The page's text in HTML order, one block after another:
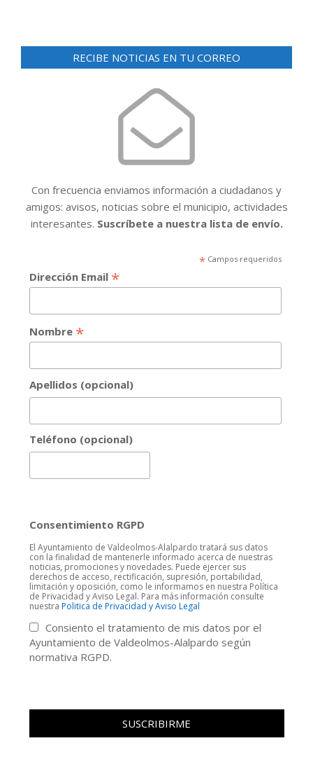
RECIBE NOTICIAS EN TU CORREO
Con frecuencia enviamos información a ciudadanos y
amigos: avisos, noticias sobre el municipio, actividades
interesantes. Suscríbete a nuestra lista de envío.
*Campos requeridos
Dirección Email *
Nombre *
Apellidos (opcional)
Teléfono (opcional)
Consentimiento RGPD
El Ayuntamiento de Valdeolmos-Alalpardo tratará sus datos
con la finalidad de mantenerle informado acerca de nuestras
noticias, promociones y novedades. Puede ejercer sus
derechos de acceso, rectificación, supresión, portabilidad,
limitación y oposición, como le informamos en nuestra Política
de Privacidad y Aviso Legal. Para más información consulte
nuestra Politica de Privacidad y Aviso Legal
Consiento el tratamiento de mis datos por el
Ayuntamiento de Valdeolmos-Alalpardo según
normativa RGPD.